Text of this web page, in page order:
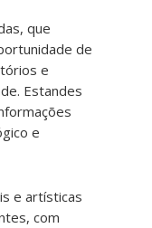
que
de
e
Estandes
e
e artísticas
com